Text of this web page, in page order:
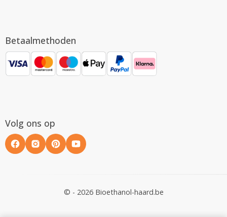
Betaalmethoden
Volg ons op
© - 2026 Bioethanol-haard.be